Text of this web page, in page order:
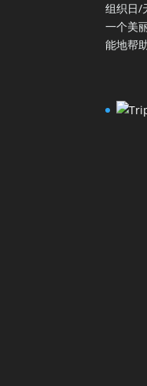
组织日/
一个美
能地帮